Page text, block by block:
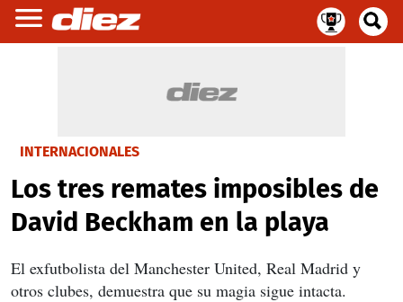
INTERNACIONALES
Los tres remates imposibles de
David Beckham en la playa
El exfutbolista del Manchester United, Real Madrid y
otros clubes, demuestra que su magia sigue intacta.